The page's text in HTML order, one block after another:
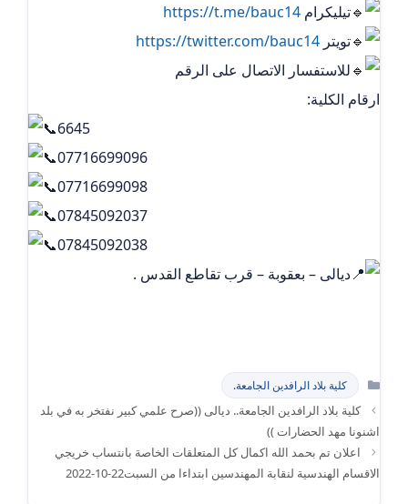
تيليكرام ‏ https://t.me/bauc14
تويتر https://twitter.com/bauc14
للاستفسار الاتصال على الرقم
ارقام الكلية:
6645
07716699096
07716699098
07845092037
07845092038
ديالى – بعقوبة – قرب تقاطع القدس .
التصنيفات
كلية بلاد الرافدين الجامعة.
كلية بلاد الرافدين الجامعة.. ديالى ((صرح علمي كبير نفتخر به في بلد
اشنونا مهد الحضارات ))
اعلان تم بحمد الله اكمال كل المتعلقات الخاصة بانتساب خريجي
الاقسام الهندسية لنقابة المهندسين ابتداءا من السبت22-10-2022